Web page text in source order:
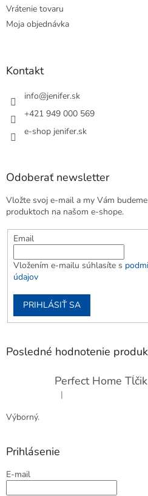
Vrátenie tovaru
Moja objednávka
Kontakt
info@jenifer.sk
+421 949 000 569
e-shop jenifer.sk
Odoberať newsletter
Vložte svoj e-mail a my Vám
produktoch na našom e-shope.
Email
Vložením e-mailu súhlasíte s
údajov
PRIHLÁSIŤ SA
Posledné hodnotenie
Hodnotenie produktu je
|
Výborný.
Prihlásenie
E-mail